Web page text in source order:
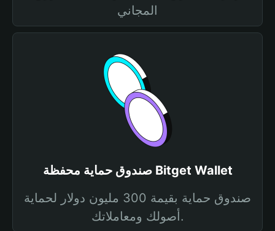
المجاني
صندوق حماية محفظة Bitget Wallet
صندوق حماية بقيمة 300 مليون دولار لحماية
أصولك ومعاملاتك.